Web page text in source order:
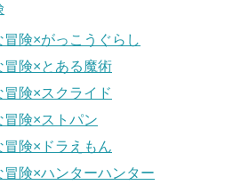
険×がっこうぐらし
冒険×とある魔術
険×スクライド
冒険×ストパン
冒険×ドラえもん
冒険×ハンターハンター